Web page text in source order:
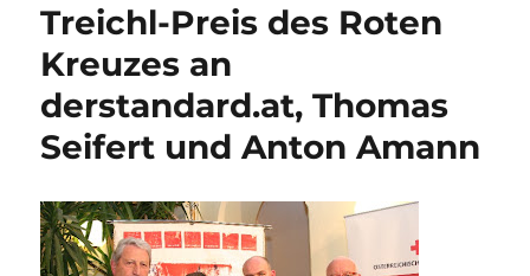
Treichl-Preis des Roten
Kreuzes an
derstandard.at, Thomas
Seifert und Anton Amann